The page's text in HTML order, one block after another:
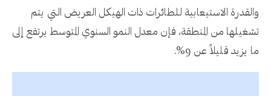
والقدرة الاستيعابية للطائرات ذات الهيكل العريض التي يتم
تشغيلها من المنطقة، فإن معدل النمو السنوي المتوسط ​​يرتفع إلى
ما يزيد قليلاً عن 9%.